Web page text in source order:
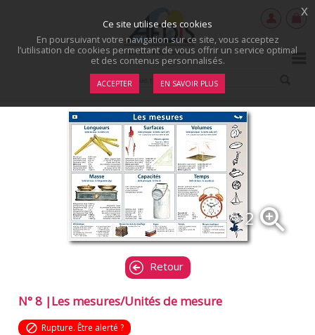
2zoom_in
Retour
N° 8 |Les mesures/Unités de mesure
block Rupture. Être alerté ?
Ce site utilise des cookies
En poursuivant votre navigation sur ce site, vous acceptez
l’utilisation de cookies permettant de vous offrir un service optimal
et des contenus personnalisés.
ACCEPTER EN SAVOIR PLUS
x